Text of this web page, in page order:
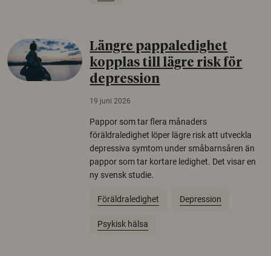
Längre pappaledighet
kopplas till lägre risk för
depression
19 juni 2026
Pappor som tar flera månaders
föräldraledighet löper lägre risk att utveckla
depressiva symtom under småbarnsåren än
pappor som tar kortare ledighet. Det visar en
ny svensk studie.
Föräldraledighet Depression
Psykisk hälsa